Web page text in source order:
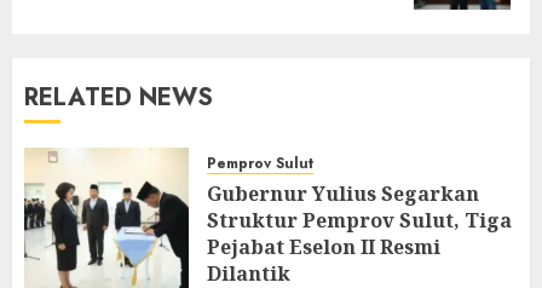
RELATED NEWS
Pemprov Sulut
Gubernur Yulius Segarkan
Struktur Pemprov Sulut, Tiga
Pejabat Eselon II Resmi
Dilantik